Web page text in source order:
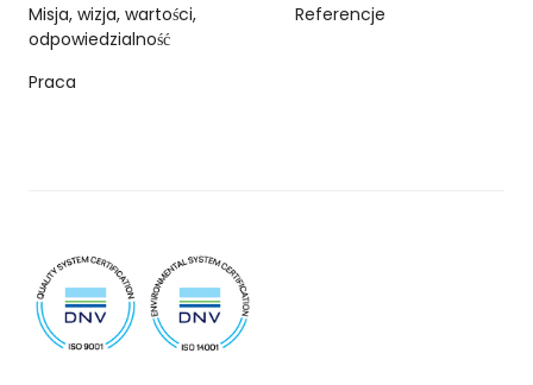
Misja, wizja, wartości,
odpowiedzialność
Praca
Referencje